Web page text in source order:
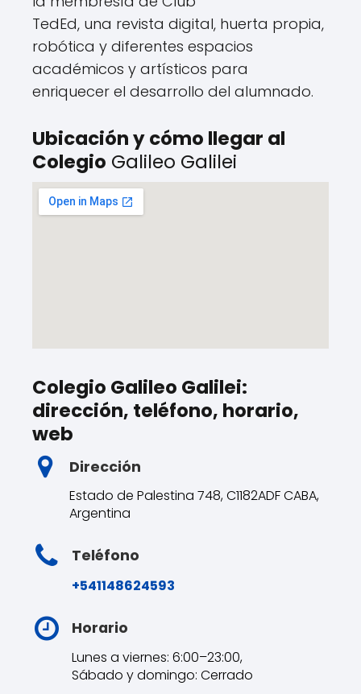
TedEd, una revista digital, huerta propia,
robótica y diferentes espacios
académicos y artísticos para
enriquecer el desarrollo del alumnado.
Ubicación y cómo llegar al
Colegio Galileo Galilei
Colegio Galileo Galilei:
dirección, teléfono, horario,
web
Dirección
Estado de Palestina 748, C1182ADF CABA,
Argentina
Teléfono
+541148624593
Horario
Lunes a viernes: 6:00–23:00,
Sábado y domingo: Cerrado